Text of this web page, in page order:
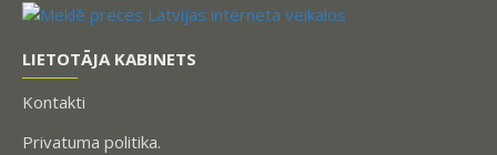
LIETOTĀJA KABINETS
Kontakti
Privatuma politika.